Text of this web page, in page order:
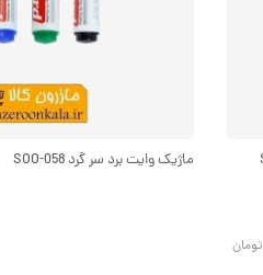
تومان
ماژیک وایت برد سر گرد SOO-058